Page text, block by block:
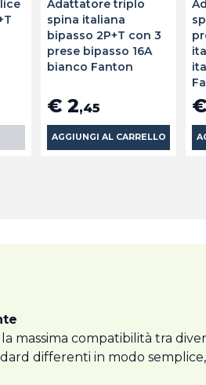
Adattatore triplo
spina italiana
bipasso 2P+T con 3
prese bipasso 16A
bianco Fanton
€ 2,45
AGGIUNGI AL CARRELLO
massima compatibilità tra
differenti in modo